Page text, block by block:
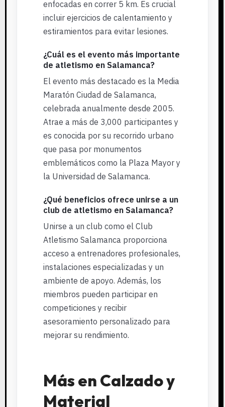
enfocadas en correr 5 km. Es crucial
incluir ejercicios de calentamiento y
estiramientos para evitar lesiones.
¿Cuál es el evento más importante
de atletismo en Salamanca?
El evento más destacado es la Media
Maratón Ciudad de Salamanca,
celebrada anualmente desde 2005.
Atrae a más de 3,000 participantes y
es conocida por su recorrido urbano
que pasa por monumentos
emblemáticos como la Plaza Mayor y
la Universidad de Salamanca.
¿Qué beneficios ofrece unirse a un
club de atletismo en Salamanca?
Unirse a un club como el Club
Atletismo Salamanca proporciona
acceso a entrenadores profesionales,
instalaciones especializadas y un
ambiente de apoyo. Además, los
miembros pueden participar en
competiciones y recibir
asesoramiento personalizado para
mejorar su rendimiento.
Más en Calzado y
Material